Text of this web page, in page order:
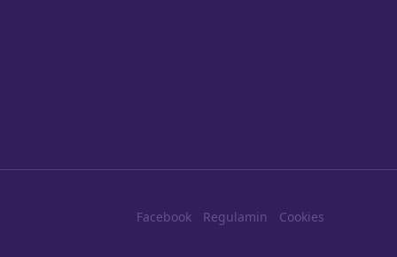
Facebook Regulamin Cookies